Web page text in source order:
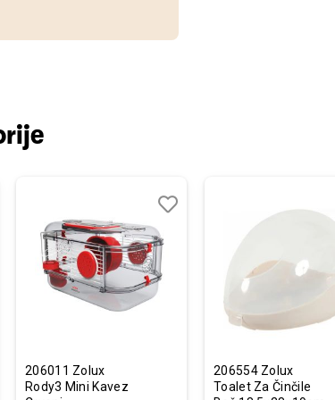
206011 Zolux
Rody3 Mini Kavez
u
listu
želja
206554 Zolux
Toalet Za Činčile